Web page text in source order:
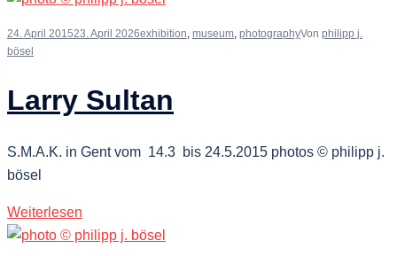
24. April 201523. April 2026exhibition, museum, photographyVon philipp j.
bösel
Larry Sultan
S.M.A.K. in Gent vom 14.3 bis 24.5.2015 photos © philipp j.
bösel
Weiterlesen